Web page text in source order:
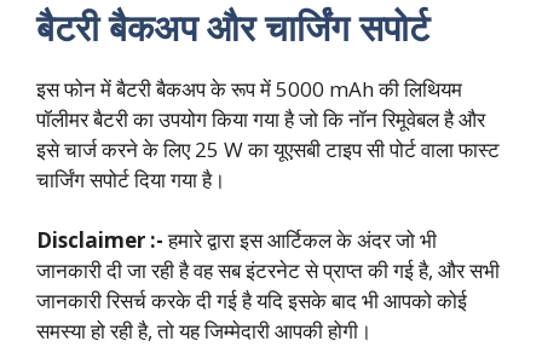
बैटरी बैकअप और चार्जिंग सपोर्ट
इस फोन में बैटरी बैकअप के रूप में 5000 mAh की लिथियम
पॉलीमर बैटरी का उपयोग किया गया है जो कि नॉन रिमूवेबल है और
इसे चार्ज करने के लिए 25 W का यूएसबी टाइप सी पोर्ट वाला फास्ट
चार्जिंग सपोर्ट दिया गया है।
Disclaimer :-हमारे द्वारा इस आर्टिकल के अंदर जो भी
जानकारी दी जा रही है वह सब इंटरनेट से प्राप्त की गई है, और सभी
जानकारी रिसर्च करके दी गई है यदि इसके बाद भी आपको कोई
समस्या हो रही है, तो यह जिम्मेदारी आपकी होगी।